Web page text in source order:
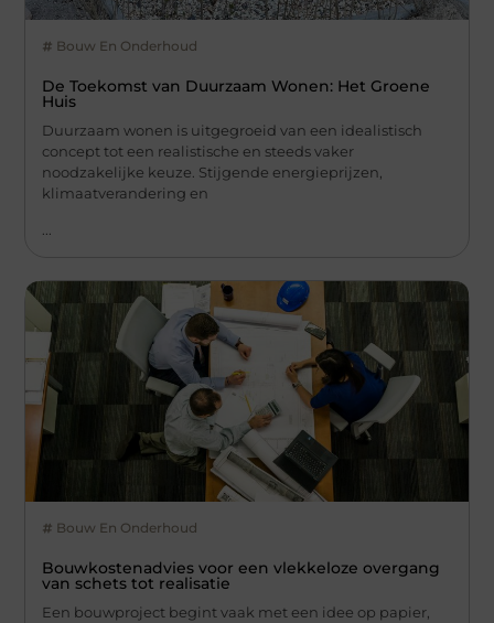
Bouw En Onderhoud
De Toekomst van Duurzaam Wonen: Het Groene
Huis
Duurzaam wonen is uitgegroeid van een idealistisch
concept tot een realistische en steeds vaker
noodzakelijke keuze. Stijgende energieprijzen,
klimaatverandering en
Bouw En Onderhoud
Bouwkostenadvies voor een vlekkeloze overgang
van schets tot realisatie
Een bouwproject begint vaak met een idee op papier,